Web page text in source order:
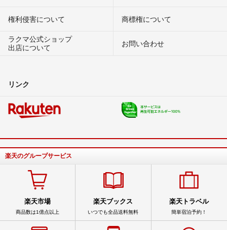
権利侵害について
商標権について
ラクマ公式ショップ
出店について
お問い合わせ
リンク
楽天のグループサービス
楽天市場
商品数は1億点以上
楽天ブックス
いつでも全品送料無料
楽天トラベル
簡単宿泊予約！